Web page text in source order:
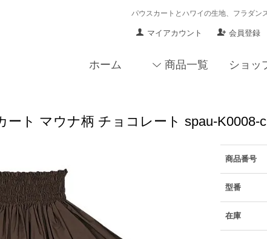
パウスカートとハワイの生地、フラダン
マイアカウント 会員登録
ホーム 商品一覧 ショッ
ート マウナ柄 チョコレート spau-K0008-
商品番号
型番
在庫